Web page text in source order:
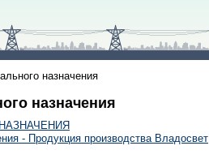
назначения
назначения
- Продукция производства Владосвет